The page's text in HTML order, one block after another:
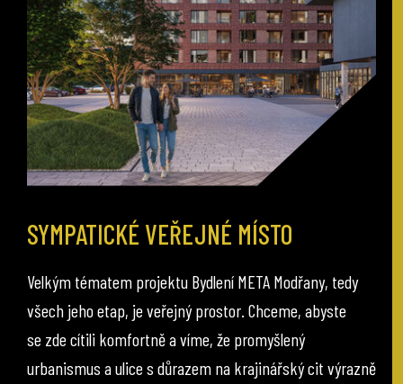
SYMPATICKÉ VEŘEJNÉ MÍSTO
Velkým tématem projektu Bydlení META Modřany, tedy
všech jeho etap, je veřejný prostor. Chceme, abyste
se zde cítili komfortně a víme, že promyšlený
urbanismus a ulice s důrazem na krajinářský cit výrazně